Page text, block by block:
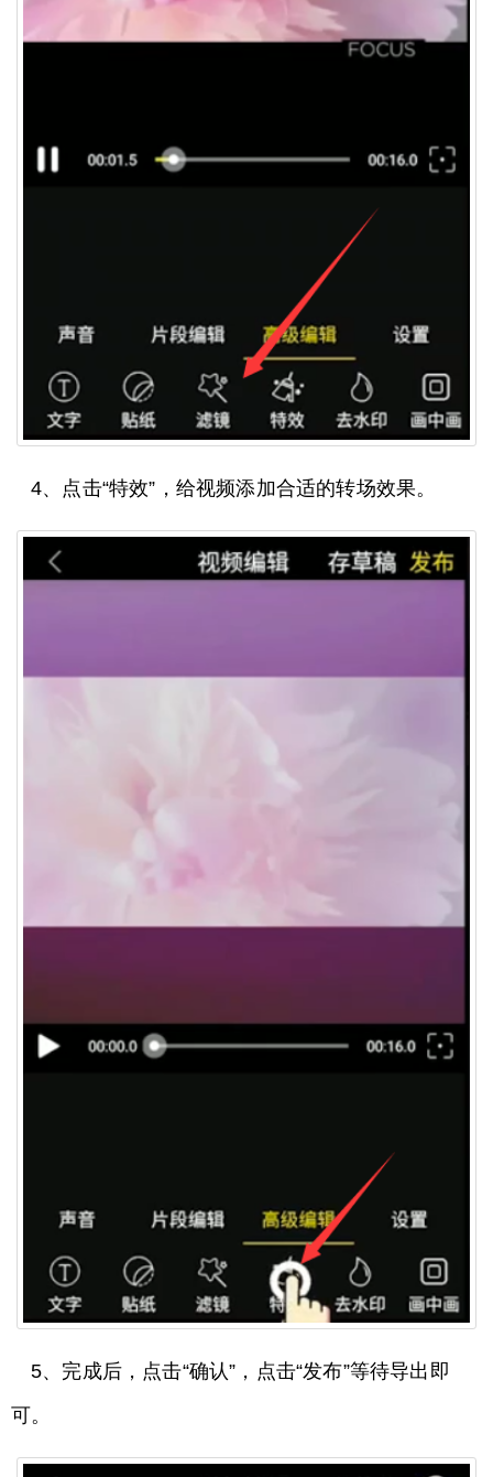
4、点击“特效”，给视频添加合适的转场效果。
5、完成后，点击“确认”，点击“发布”等待导出即
可。